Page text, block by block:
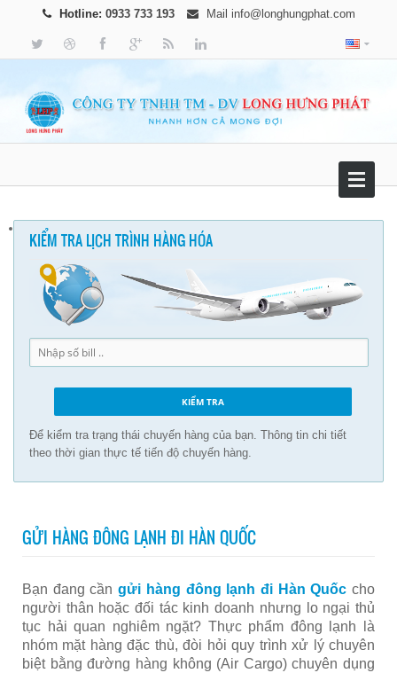
Hotline: 0933 733 193 Mail info@longhungphat.com
KIỂM TRA LỊCH TRÌNH HÀNG HÓA
Để kiểm tra trạng thái chuyến hàng của bạn. Thông tin chi tiết
theo thời gian thực tế tiến độ chuyến hàng.
GỬI HÀNG ĐÔNG LẠNH ĐI HÀN QUỐC
Bạn đang cầngửi hàng đông lạnh đi Hàn Quốc cho
người thân hoặc đối tác kinh doanh nhưng lo ngại thủ
tục hải quan nghiêm ngặt? Thực phẩm đông lạnh là
nhóm mặt hàng đặc thù, đòi hỏi quy trình xử lý chuyên
biệt bằng đường hàng không (Air Cargo) chuyên dụng